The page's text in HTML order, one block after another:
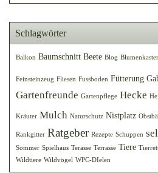
Schlagwörter
Balkon Baumschnitt Beete Blog
Feinsteinzeug Fliesen Fussboden Fütterung
Gartenfreunde Gartenpflege Hecke
Kräuter Mulch Naturschutz Nistplatz
Rankgitter Ratgeber Rezepte Schuppen
Sommer Spielhaus Terasse Terrasse Tiere
Wildtiere Wildvögel WPC-DIelen